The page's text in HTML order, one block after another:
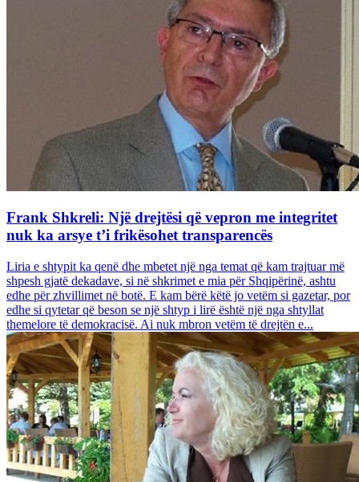
Frank Shkreli: Një drejtësi që vepron me integritet
nuk ka arsye t’i frikësohet transparencës
Liria e shtypit ka qenë dhe mbetet një nga temat që kam trajtuar më
shpesh gjatë dekadave, si në shkrimet e mia për Shqipërinë, ashtu
edhe për zhvillimet në botë. E kam bërë këtë jo vetëm si gazetar, por
edhe si qytetar që beson se një shtyp i lirë është një nga shtyllat
themelore të demokracisë. Ai nuk mbron vetëm të drejtën e...